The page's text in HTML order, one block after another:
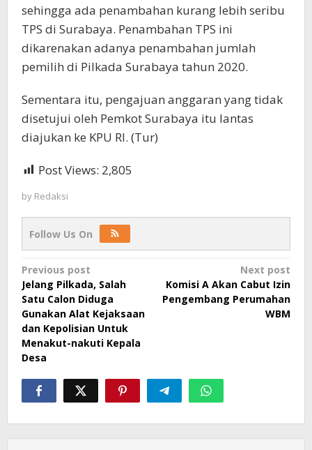
sehingga ada penambahan kurang lebih seribu
TPS di Surabaya. Penambahan TPS ini
dikarenakan adanya penambahan jumlah
pemilih di Pilkada Surabaya tahun 2020.
Sementara itu, pengajuan anggaran yang tidak
disetujui oleh Pemkot Surabaya itu lantas
diajukan ke KPU RI. (Tur)
Post Views: 2,805
by Redaksi
Follow Us On
Post
navigation
Previous post
Jelang Pilkada, Salah
Satu Calon Diduga
Gunakan Alat Kejaksaan
dan Kepolisian Untuk
Menakut-nakuti Kepala
Desa
Next post
Komisi A Akan Cabut Izin
Pengembang Perumahan
WBM